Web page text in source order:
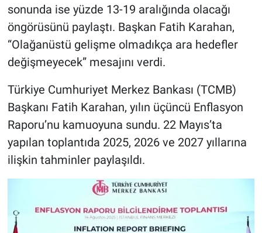
sonunda ise yüzde 13-19 aralığında olacağı
öngörüsünü paylaştı. Başkan Fatih Karahan,
“Olağanüstü gelişme olmadıkça ara hedefler
değişmeyecek” mesajını verdi.
Türkiye Cumhuriyet Merkez Bankası (TCMB)
Başkanı Fatih Karahan, yılın üçüncü Enflasyon
Raporu’nu kamuoyuna sundu. 22 Mayıs’ta
yapılan toplantıda 2025, 2026 ve 2027 yıllarına
ilişkin tahminler paylaşıldı.